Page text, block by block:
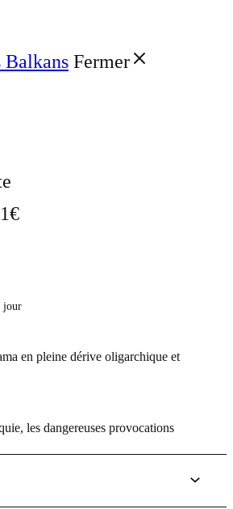
Balkans Fermer
1€
jour
en pleine dérive oligarchique et
les dangereuses provocations